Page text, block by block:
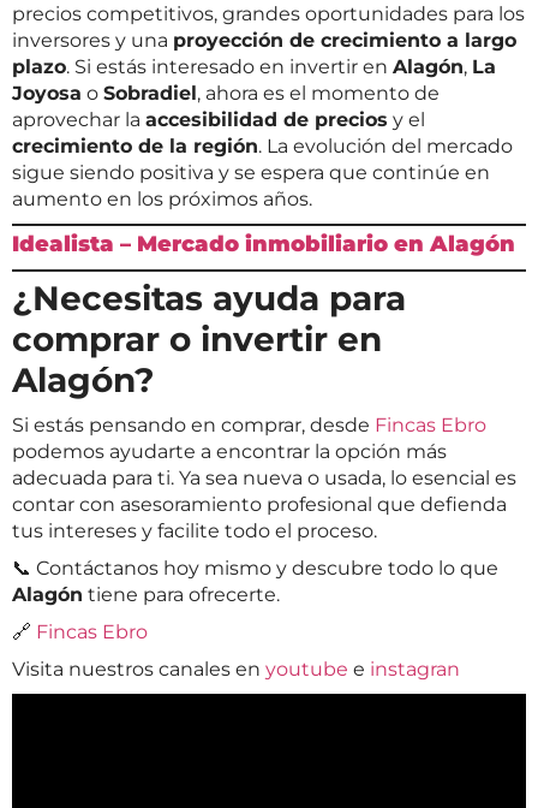
precios competitivos, grandes oportunidades para los
inversores y una proyección de crecimiento a largo
plazo. Si estás interesado en invertir en Alagón, La
Joyosa o Sobradiel, ahora es el momento de
aprovechar la accesibilidad de precios y el
crecimiento de la región. La evolución del mercado
sigue siendo positiva y se espera que continúe en
aumento en los próximos años.
Idealista – Mercado inmobiliario en Alagón
¿Necesitas ayuda para
comprar o invertir en
Alagón?
Si estás pensando en comprar, desde Fincas Ebro
podemos ayudarte a encontrar la opción más
adecuada para ti. Ya sea nueva o usada, lo esencial es
contar con asesoramiento profesional que defienda
tus intereses y facilite todo el proceso.
📞 Contáctanos hoy mismo y descubre todo lo que
Alagón tiene para ofrecerte.
🔗 Fincas Ebro
Visita nuestros canales en youtube e instagran